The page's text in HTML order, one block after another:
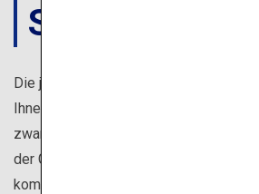
SPEISEN
Die japanische Küche ist sehr
Ihnen passt: von gehobenen
zwanglosen japanischen Lokalen,
der Gelegenheit mit Einheimischen ins
kommen, Obstpflücken auf